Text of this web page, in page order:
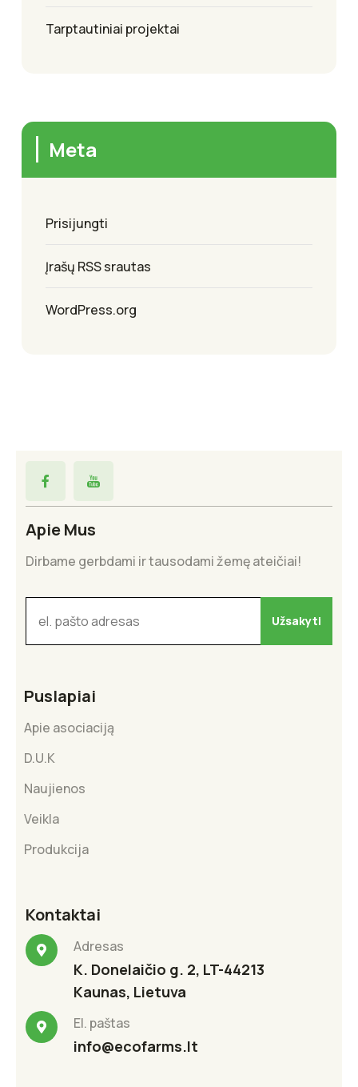
Tarptautiniai projektai
Meta
Prisijungti
Įrašų RSS srautas
WordPress.org
Apie Mus
Dirbame gerbdami ir tausodami žemę ateičiai!
Puslapiai
Apie asociaciją
D.U.K
Naujienos
Veikla
Produkcija
Kontaktai
Adresas
K. Donelaičio g. 2, LT-44213
Kaunas, Lietuva
El. paštas
info@ecofarms.lt